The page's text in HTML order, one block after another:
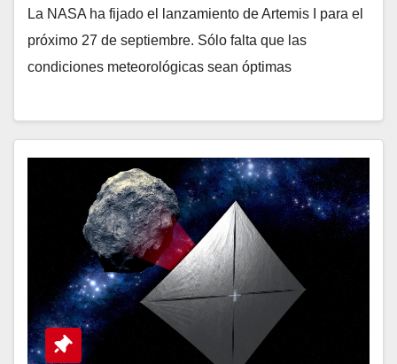
La NASA ha fijado el lanzamiento de Artemis I para el
próximo 27 de septiembre. Sólo falta que las
condiciones meteorológicas sean óptimas